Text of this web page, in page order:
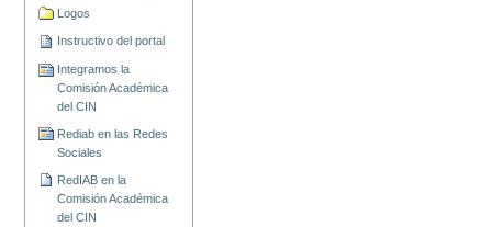
Logos
Instructivo del portal
Integramos la
Comisión Académica
del CIN
Rediab en las Redes
Sociales
RedIAB en la
Comisión Académica
del CIN